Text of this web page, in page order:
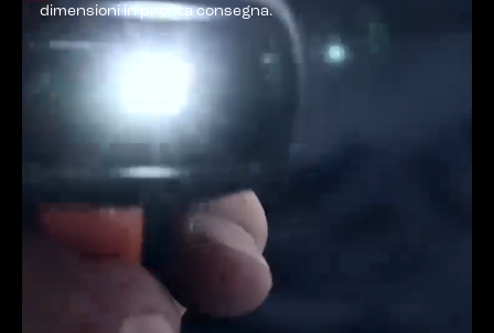
dimensioni in pronta consegna.